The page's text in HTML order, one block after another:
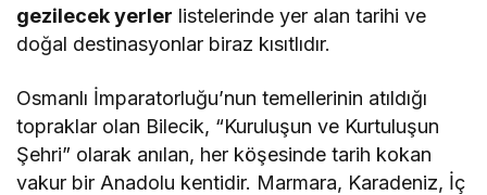
gezilecek yerler listelerinde yer alan tarihi ve
doğal destinasyonlar biraz kısıtlıdır.
Osmanlı İmparatorluğu’nun temellerinin atıldığı
topraklar olan Bilecik, “Kuruluşun ve Kurtuluşun
Şehri” olarak anılan, her köşesinde tarih kokan
vakur bir Anadolu kentidir. Marmara, Karadeniz, İç